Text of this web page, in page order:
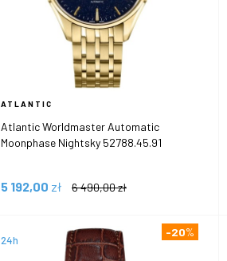
ATLANTIC
Atlantic Worldmaster Automatic
Moonphase Nightsky 52788.45.91
5 192,00 zł 6 490,00zł
24h
-20%